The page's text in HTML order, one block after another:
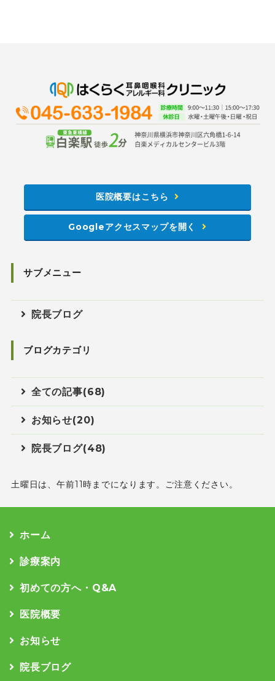
医院概要はこちら
Googleアクセスマップを開く
サブメニュー
院長ブログ
ブログカテゴリ
全ての記事(68)
お知らせ(20)
院長ブログ(48)
土曜日は、午前11時までになります。ご注意ください。
ホーム
診療案内
初めての方へ・Q&A
医院概要
お知らせ
院長ブログ